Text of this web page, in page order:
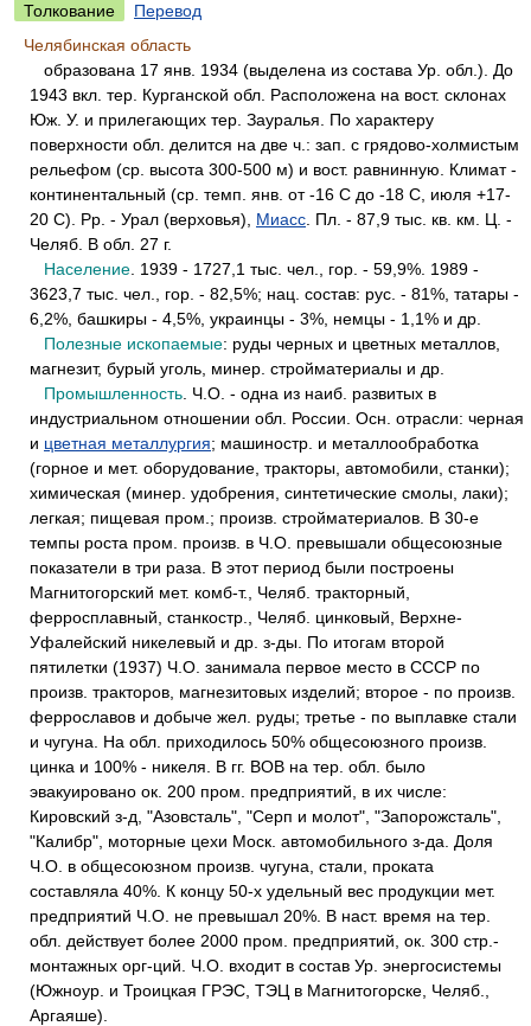
Толкование
Перевод
Челябинская область
образована 17 янв. 1934 (выделена из состава Ур. обл.). До
1943 вкл. тер. Курганской обл. Расположена на вост. склонах
Юж. У. и прилегающих тер. Зауралья. По характеру
поверхности обл. делится на две ч.: зап. с грядово-холмистым
рельефом (ср. высота 300-500 м) и вост. равнинную. Климат -
континентальный (ср. темп. янв. от -16 С до -18 С, июля +17-
20 С). Рр. - Урал (верховья), Миасс . Пл. - 87,9 тыс. кв. км. Ц. -
Челяб. В обл. 27 г.
Население . 1939 - 1727,1 тыс. чел., гор. - 59,9%. 1989 -
3623,7 тыс. чел., гор. - 82,5%; нац. состав: рус. - 81%, татары -
6,2%, башкиры - 4,5%, украинцы - 3%, немцы - 1,1% и др.
Полезные ископаемые: руды черных и цветных металлов,
магнезит, бурый уголь, минер. стройматериалы и др.
Промышленность . Ч.О. - одна из наиб. развитых в
индустриальном отношении обл. России. Осн. отрасли: черная
и цветная металлургия; машиностр. и металлообработка
(горное и мет. оборудование, тракторы, автомобили, станки);
химическая (минер. удобрения, синтетические смолы, лаки);
легкая; пищевая пром.; произв. стройматериалов. В 30-е
темпы роста пром. произв. в Ч.О. превышали общесоюзные
показатели в три раза. В этот период были построены
Магнитогорский мет. комб-т., Челяб. тракторный,
ферросплавный, станкостр., Челяб. цинковый, Верхне-
Уфалейский никелевый и др. з-ды. По итогам второй
пятилетки (1937) Ч.О. занимала первое место в СССР по
произв. тракторов, магнезитовых изделий; второе - по произв.
феррославов и добыче жел. руды; третье - по выплавке стали
и чугуна. На обл. приходилось 50% общесоюзного произв.
цинка и 100% - никеля. В гг. ВОВ на тер. обл. было
эвакуировано ок. 200 пром. предприятий, в их числе:
Кировский з-д, "Азовсталь", "Серп и молот", "Запорожсталь",
"Калибр", моторные цехи Моск. автомобильного з-да. Доля
Ч.О. в общесоюзном произв. чугуна, стали, проката
составляла 40%. К концу 50-х удельный вес продукции мет.
предприятий Ч.О. не превышал 20%. В наст. время на тер.
обл. действует более 2000 пром. предприятий, ок. 300 стр.-
монтажных орг-ций. Ч.О. входит в состав Ур. энергосистемы
(Южноур. и Троицкая ГРЭС, ТЭЦ в Магнитогорске, Челяб.,
Аргаяше).